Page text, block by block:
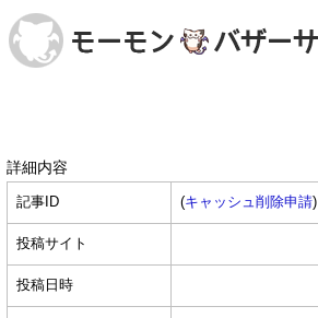
詳細内容
記事ID (キャッシュ削除申請)
投稿サイト
投稿日時